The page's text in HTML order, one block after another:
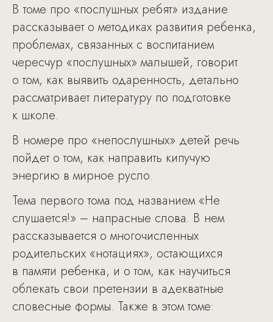
В томе про «послушных ребят» издание
рассказывает о методиках развития ребенка,
проблемах, связанных с воспитанием
чересчур «послушных» малышей, говорит
о том, как выявить одаренность, детально
рассматривает литературу по подготовке
к школе.
В номере про «непослушных» детей речь
пойдет о том, как направить кипучую
энергию в мирное русло.
Тема первого тома под названием «Не
слушается!» – напрасные слова. В нем
рассказывается о многочисленных
родительских «нотациях», остающихся
в памяти ребенка, и о том, как научиться
облекать свои претензии в адекватные
словесные формы. Также в этом томе: